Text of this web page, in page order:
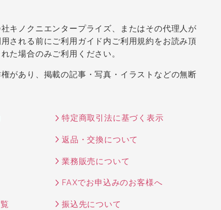
キノクニエンタープライズ、またはその代理人が
される前にご利用ガイド内ご利用規約をお読み頂
た場合のみご利用ください。
があり、掲載の記事・写真・イラストなどの無断
特定商取引法に基づく表示
返品・交換について
業務販売について
FAXでお申込みのお客様へ
振込先について